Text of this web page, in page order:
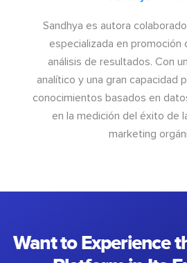
Sandhya es autora
especializada en promoción
análisis de resultados. Con
analítico y una gran capacidad
conocimientos basados en
en la medición del éxito de
marketing
Want to Experience